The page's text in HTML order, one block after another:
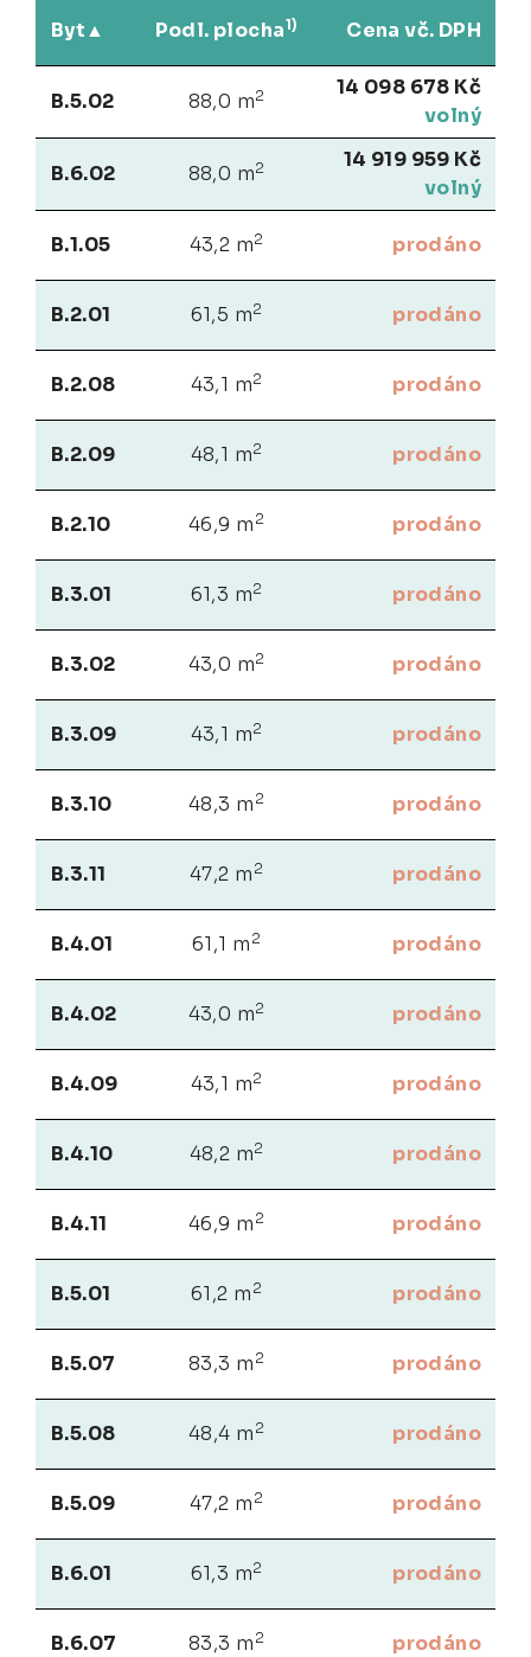
Byt Podl. plocha1) Cena vč. DPH
B.5.02 88,0 m2
14 098 678 Kč
volný
B.6.02 88,0 m2
14 919 959 Kč
volný
B.1.05 43,2 m2 prodáno
B.2.01 61,5 m2 prodáno
B.2.08 43,1 m2 prodáno
B.2.09 48,1 m2 prodáno
B.2.10 46,9 m 2 prodáno
B.3.01 61,3 m2 prodáno
B.3.02 43,0 m2 prodáno
B.3.09 43,1 m2 prodáno
B.3.10 48,3 m 2 prodáno
B.3.11 47,2 m 2 prodáno
B.4.01 61,1 m 2 prodáno
B.4.02 43,0 m2 prodáno
B.4.09 43,1 m2 prodáno
B.4.10 48,2 m2 prodáno
B.4.11 46,9 m 2 prodáno
B.5.01 61,2 m 2 prodáno
B.5.07 83,3 m 2 prodáno
B.5.08 48,4 m 2 prodáno
B.5.09 47,2 m 2 prodáno
B.6.01 61,3 m2 prodáno
B.6.07 83,3 m 2 prodáno